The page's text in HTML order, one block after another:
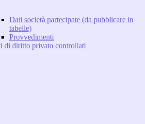
Dati società partecipate (da pubblicare in
tabelle)
Provvedimenti
di diritto privato controllati